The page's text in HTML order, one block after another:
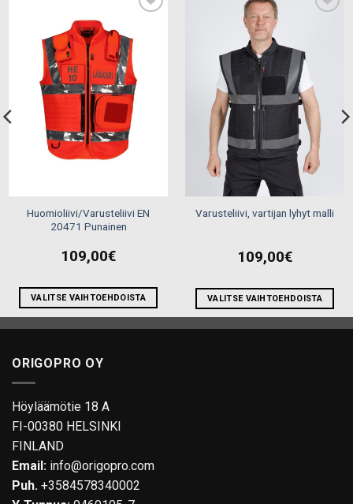
Huomioliivi/Varusteliivi EN
20471 Punainen
109,00€
VALITSE VAIHTOEHDOISTA
Tällä
tuotteella
useampi
Voit
tehdä
valinnat
sivulla.
Varusteliivi, vartijan lyhyt malli
109,00€
VALITSE VAIHTOEHDOISTA
Tällä
tuotteella
ORIGOPRO OY
Höyläämötie 18 A
FI-00380 HELSINKI
FINLAND
Email: info@origopro.com
Puh. +3584578340002